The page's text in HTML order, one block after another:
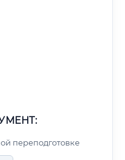
переподготовке